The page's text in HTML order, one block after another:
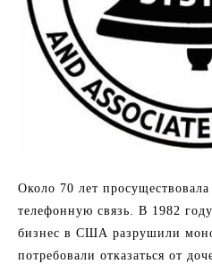
Около 70 лет
телефонную связь. В 1982
бизнес в США разрушили
потребовали отказаться от